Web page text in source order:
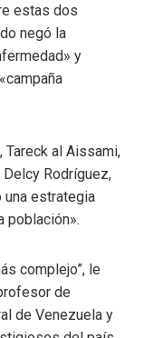
estas dos
negó la
y
Tareck al Aissami,
Rodríguez,
estrategia
población».
complejo”, le
de
de Venezuela y